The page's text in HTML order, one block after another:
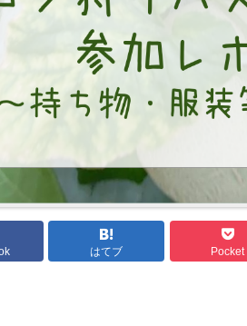
はてブ Pocket